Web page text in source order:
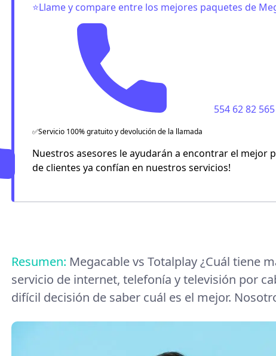
Bait
Flash Mobile
Virgin Mobile
⭐Llame y compare entre los mejores paquetes de
554 62 82 565
✅Servicio 100% gratuito y devolución de la llamada
Nuestros asesores le ayudarán a encontrar el mejor
de clientes ya confían en nuestros servicios!
Resumen: Megacable vs Totalplay ¿Cuál tiene
servicio de internet, telefonía y televisión por
difícil decisión de saber cuál es el mejor.